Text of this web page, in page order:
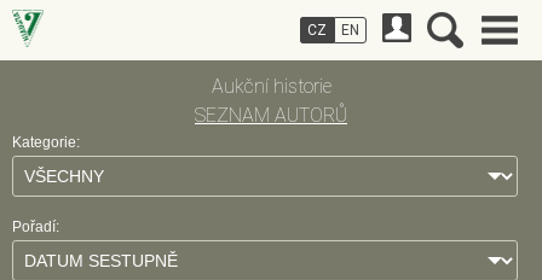
Aukční historie
SEZNAM AUTORŮ
Kategorie:
Pořadí:
CZ EN